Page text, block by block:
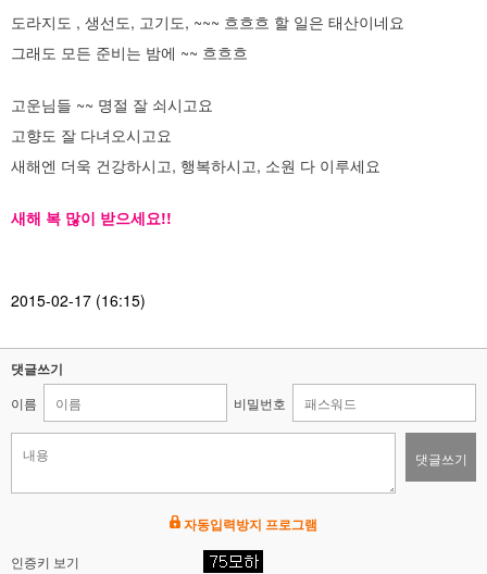
도라지도 , 생선도, 고기도, ~~~ 흐흐흐 할 일은 태산이네요
그래도 모든 준비는 밤에 ~~ 흐흐흐
고운님들 ~~ 명절 잘 쇠시고요
고향도 잘 다녀오시고요
새해엔 더욱 건강하시고, 행복하시고, 소원 다 이루세요
새해 복 많이 받으세요!!
2015-02-17 (16:15)
댓글쓰기
이름 비밀번호
댓글쓰기
자동입력방지 프로그램
인증키 보기